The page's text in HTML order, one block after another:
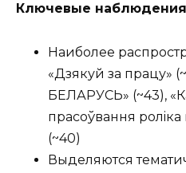
Ключевые наблюдения
Наиболее
«Дзякуй за працу»
БЕЛАРУСЬ» (~43),
прасоўвання
(~40)
Выделяются